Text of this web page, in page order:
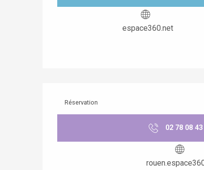
espace360.net
Réservation
02 78 08 43